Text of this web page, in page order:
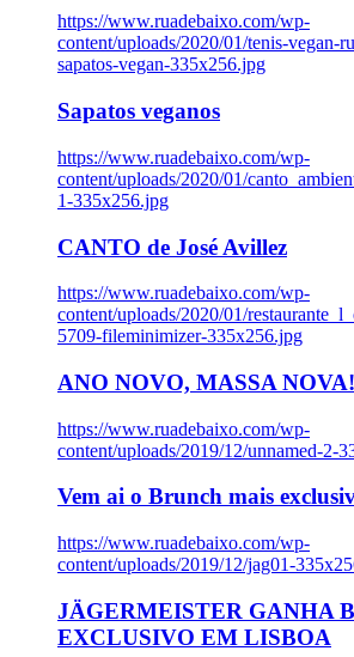
https://www.ruadebaixo.com/wp-
content/uploads/2020/01/tenis-vegan-
sapatos-vegan-335x256.jpg
Sapatos veganos
https://www.ruadebaixo.com/wp-
content/uploads/2020/01/
1-335x256.jpg
CANTO de José Avillez
https://www.ruadebaixo.com/wp-
content/uploads/2020/01/
5709-fileminimizer-335x256.jpg
ANO NOVO, MASSA NOVA!
https://www.ruadebaixo.com/wp-
content/uploads/2019/12/unnamed-2-
Vem ai o Brunch mais
https://www.ruadebaixo.com/wp-
content/uploads/2019/12/jag01-
JÄGERMEISTER GANHA
EXCLUSIVO EM LISBOA